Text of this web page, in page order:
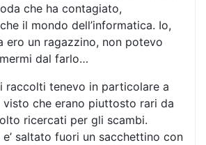
che ha contagiato,
il mondo dell’informatica. Io,
ero un ragazzino, non potevo
dal farlo…
raccolti tenevo in particolare a
che erano piuttosto rari da
ricercati per gli scambi.
saltato fuori un sacchettino con